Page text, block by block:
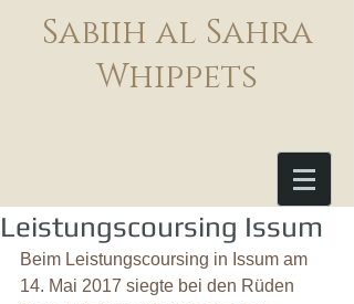
Sabiih al Sahra
Whippets
Leistungscoursing Issum
Beim Leistungscoursing in Issum am
14. Mai 2017 siegte bei den Rüden